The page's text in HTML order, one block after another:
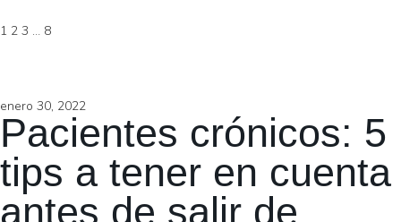
1 2 3 … 8
enero 30, 2022
Pacientes crónicos: 5
tips a tener en cuenta
antes de salir de